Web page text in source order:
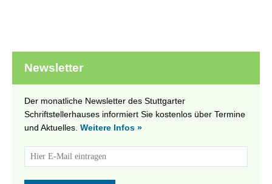
Newsletter
Der monatliche Newsletter des Stuttgarter
Schriftstellerhauses informiert Sie kostenlos über Termine
und Aktuelles. Weitere Infos »